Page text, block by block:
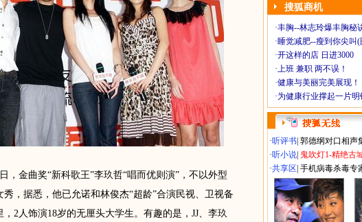
金曲奖“新科歌王”李玖哲“唱而优则演”，不以外型
，据悉，他已允诺和林俊杰“超龄”合演民视、卫视备
2人饰演18岁的无厘头大学生。有趣的是，JJ、李玖
搜狐商机
·丰胸--林志玲爆丰胸秘
·睡觉减肥--瘦到你尖叫(
·开这样的店 日进3000
·上班 兼职 两不误！
·健康与美丽完美展现！
·为健康行业撑起一片明
·听评书 郭德纲对口相声
·听小说 鬼吹灯1-精绝古
·共享区 手机病毒杀毒专